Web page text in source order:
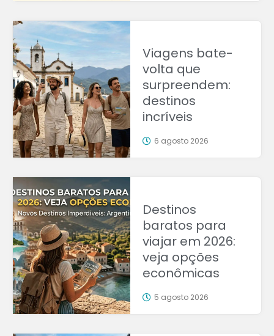
Viagens bate-
volta que
surpreendem:
destinos
incríveis
6 agosto 2026
Destinos
baratos para
viajar em 2026:
veja opções
econômicas
5 agosto 2026